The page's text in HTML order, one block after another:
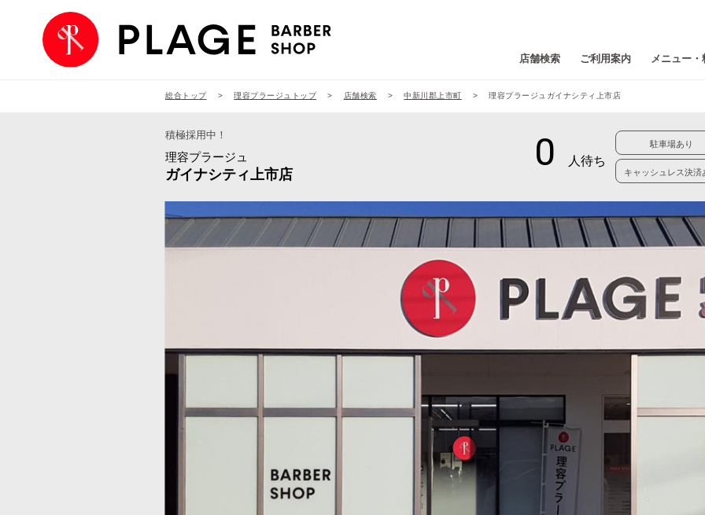
店舗検索 ご利用案内 メニュー・
総合トップ 理容プラージュトップ 店舗検索 中新川郡上市町 理容プラージュガイナシティ上市店
積極採用中！
理容プラージュ
ガイナシティ上市店
駐車場あり
キャッシュレス決済